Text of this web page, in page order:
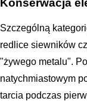
Konserwacja
Szczególną
redlice siewników
"żywego metalu".
natychmiastowym
tarcia podczas